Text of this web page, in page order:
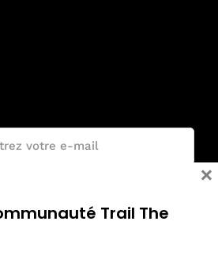
Trail The
×